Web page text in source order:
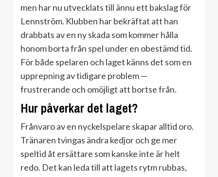
men har nu utvecklats till ännu ett bakslag för
Lennström. Klubben har bekräftat att han
drabbats av en ny skada som kommer hålla
honom borta från spel under en obestämd tid.
För både spelaren och laget känns det som en
upprepning av tidigare problem —
frustrerande och omöjligt att bortse från.
Hur påverkar det laget?
Frånvaro av en nyckelspelare skapar alltid oro.
Tränaren tvingas ändra kedjor och ge mer
speltid åt ersättare som kanske inte är helt
redo. Det kan leda till att lagets rytm rubbas,